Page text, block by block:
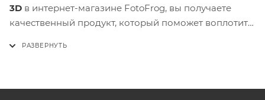
3D в интернет-магазине FotoFrog, вы получаете
качественный продукт, который поможет воплотить